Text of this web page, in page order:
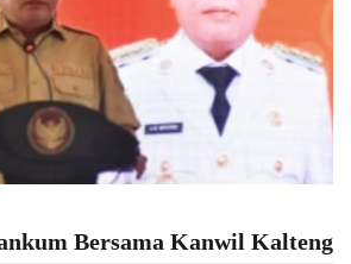
Bersama Kanwil Kalteng